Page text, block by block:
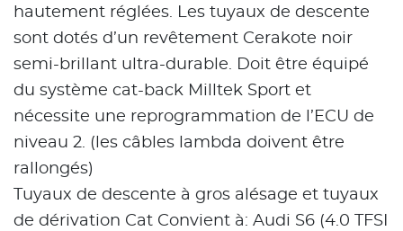
hautement réglées. Les tuyaux de descente
sont dotés d’un revêtement Cerakote noir
semi-brillant ultra-durable. Doit être équipé
du système cat-back Milltek Sport et
nécessite une reprogrammation de l’ECU de
niveau 2. (les câbles lambda doivent être
rallongés)
Tuyaux de descente à gros alésage et tuyaux
de dérivation Cat Convient à: Audi S6 (4.0 TFSI